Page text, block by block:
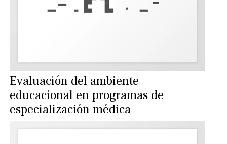
Evaluación del ambiente
educacional en programas de
especialización médica